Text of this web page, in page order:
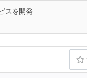
スを開発